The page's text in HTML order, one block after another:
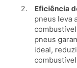
Eficiência
pneus leva
pneus
ideal,